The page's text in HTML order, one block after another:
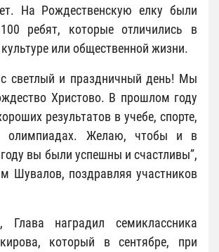
На Рождественскую елку были
ребят, которые отличились в
культуре или общественной жизни.
светлый и праздничный день! Мы
Христово. В прошлом году
результатов в учебе, спорте,
олимпиадах. Желаю, чтобы и в
вы были успешны и счастливы”,
Шувалов, поздравляя участников
Глава наградил семиклассника
который в сентябре, при